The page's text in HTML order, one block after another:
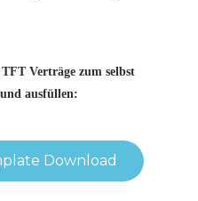
Verträge zum selbst
ausfüllen:
Download